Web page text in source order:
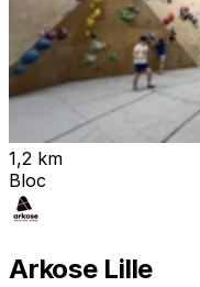
1,2 km
Bloc
Arkose Lille